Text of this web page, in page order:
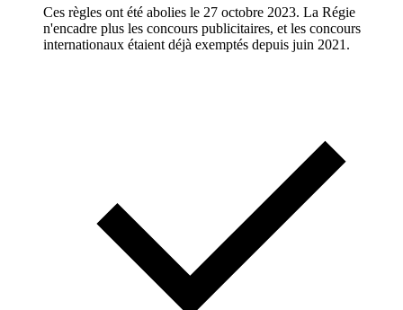
Ces règles ont été abolies le 27 octobre 2023. La Régie
n'encadre plus les concours publicitaires, et les concours
internationaux étaient déjà exemptés depuis juin 2021.